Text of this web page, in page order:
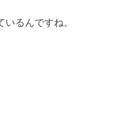
るんですね。